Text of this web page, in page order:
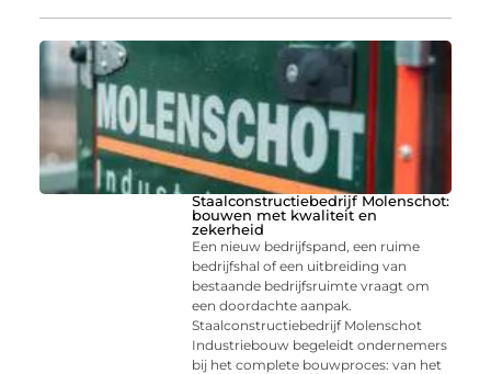
Staalconstructiebedrijf Molenschot:
bouwen met kwaliteit en
zekerheid
Een nieuw bedrijfspand, een ruime
bedrijfshal of een uitbreiding van
bestaande bedrijfsruimte vraagt om
een doordachte aanpak.
Staalconstructiebedrijf Molenschot
Industriebouw begeleidt ondernemers
bij het complete bouwproces: van het